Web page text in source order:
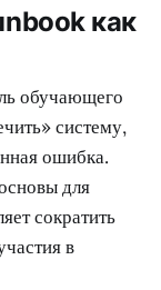
как
обучающего
систему,
ошибка.
для
сократить
в